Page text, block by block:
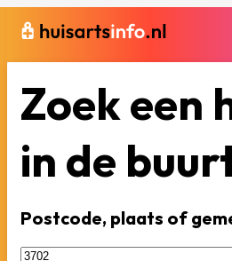
Zoek een
in de
Postcode, plaats of